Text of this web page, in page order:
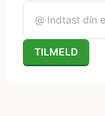
Paryk og skæg
Pirat kostume
TILMELD